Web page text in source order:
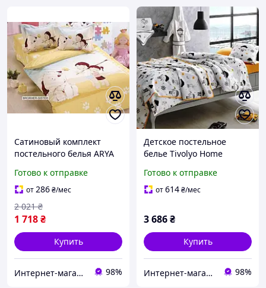
Сатиновый комплект
постельного белья ARYA
100% хлопок детское
Готово к отправке
от286₴/мес
1 718₴
2 021 ₴
Купить
Интернет-магазин "Sweet Home" 98%
Детское постельное
белье Tivolyo Home
сатин детское
Готово к отправке
от614₴/мес
3 686₴
Купить
Интернет-магазин "Sweet Home" 98%